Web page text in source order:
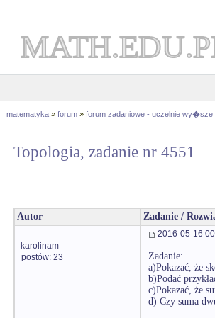
matematyka » forum » forum zadaniowe - uczelnie wy�sze
Topologia, zadanie nr 4551
Autor Zadanie /
karolinam
postów: 23
2016-05-16
Zadanie:
a)Pokazać, że
b)Podać
c)Pokazać, że
d) Czy suma